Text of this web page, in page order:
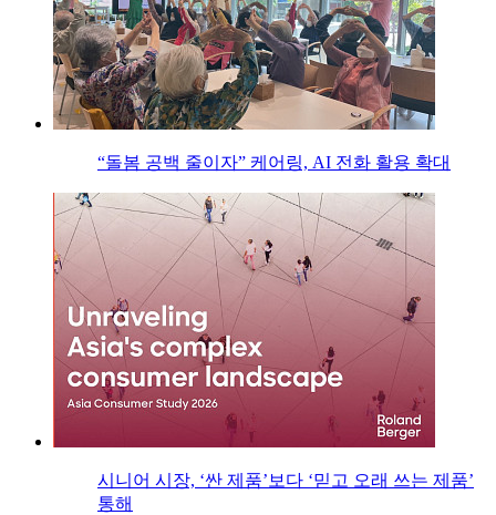
“돌봄 공백 줄이자” 케어링, AI 전화 활용 확대
시니어 시장, ‘싼 제품’보다 ‘믿고 오래 쓰는 제품’
통해